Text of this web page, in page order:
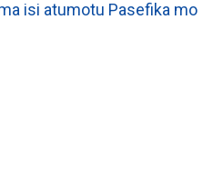
isi atumotu Pasefika mo